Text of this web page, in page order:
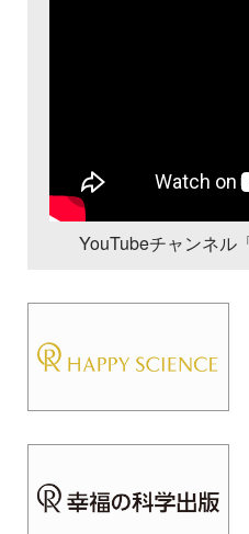
YouTubeチャンネル